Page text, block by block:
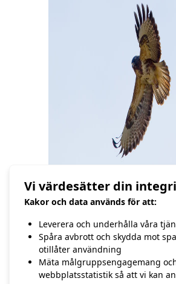
En vråk seglar över mig på
Vi värdesätter din
Kakor och data används för att:
Leverera och underhålla våra
Spåra avbrott och skydda mot
otillåter användning
Mäta målgruppsengagemang
webbplatsstatistik så att vi kan